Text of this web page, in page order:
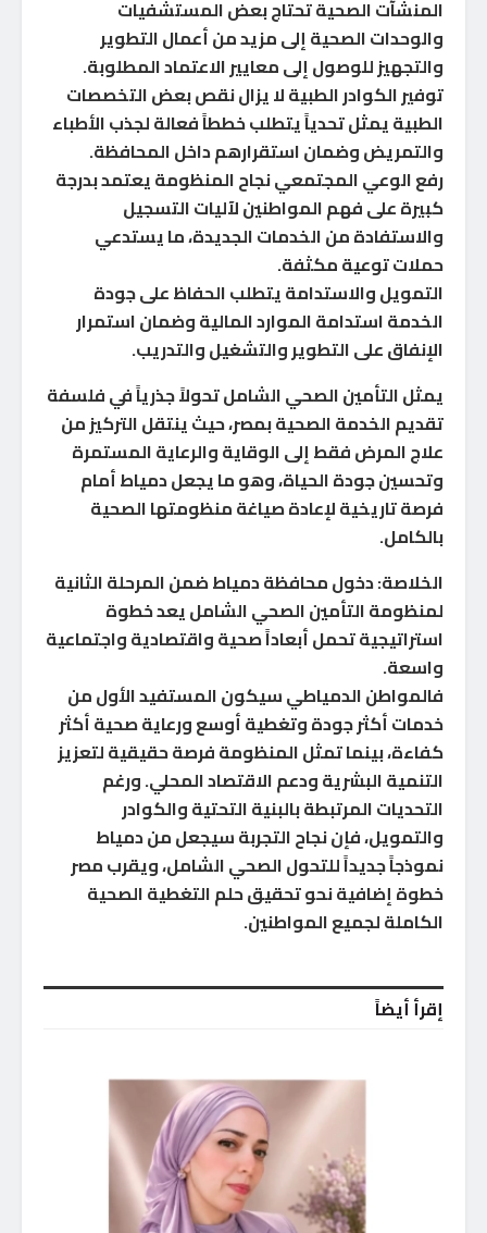
المنشآت الصحية تحتاج بعض المستشفيات
والوحدات الصحية إلى مزيد من أعمال التطوير
والتجهيز للوصول إلى معايير الاعتماد المطلوبة.
توفير الكوادر الطبية لا يزال نقص بعض التخصصات
الطبية يمثل تحدياً يتطلب خططاً فعالة لجذب الأطباء
والتمريض وضمان استقرارهم داخل المحافظة.
رفع الوعي المجتمعي نجاح المنظومة يعتمد بدرجة
كبيرة على فهم المواطنين لآليات التسجيل
والاستفادة من الخدمات الجديدة، ما يستدعي
حملات توعية مكثفة.
التمويل والاستدامة يتطلب الحفاظ على جودة
الخدمة استدامة الموارد المالية وضمان استمرار
الإنفاق على التطوير والتشغيل والتدريب.
يمثل التأمين الصحي الشامل تحولاً جذرياً في فلسفة
تقديم الخدمة الصحية بمصر، حيث ينتقل التركيز من
علاج المرض فقط إلى الوقاية والرعاية المستمرة
وتحسين جودة الحياة، وهو ما يجعل دمياط أمام
فرصة تاريخية لإعادة صياغة منظومتها الصحية
بالكامل.
الخلاصة: دخول محافظة دمياط ضمن المرحلة الثانية
لمنظومة التأمين الصحي الشامل يعد خطوة
استراتيجية تحمل أبعاداً صحية واقتصادية واجتماعية
واسعة.
فالمواطن الدمياطي سيكون المستفيد الأول من
خدمات أكثر جودة وتغطية أوسع ورعاية صحية أكثر
كفاءة، بينما تمثل المنظومة فرصة حقيقية لتعزيز
التنمية البشرية ودعم الاقتصاد المحلي. ورغم
التحديات المرتبطة بالبنية التحتية والكوادر
والتمويل، فإن نجاح التجربة سيجعل من دمياط
نموذجاً جديداً للتحول الصحي الشامل، ويقرب مصر
خطوة إضافية نحو تحقيق حلم التغطية الصحية
الكاملة لجميع المواطنين.
إقرأ أيضاً